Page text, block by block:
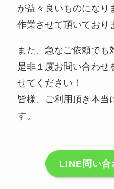
が益々良いものになり
作業させて頂いており
また、急なご依頼でも
是非１度お問い合わせ
せてください！
皆様、ご利用頂き本当
す。
LINE問い合